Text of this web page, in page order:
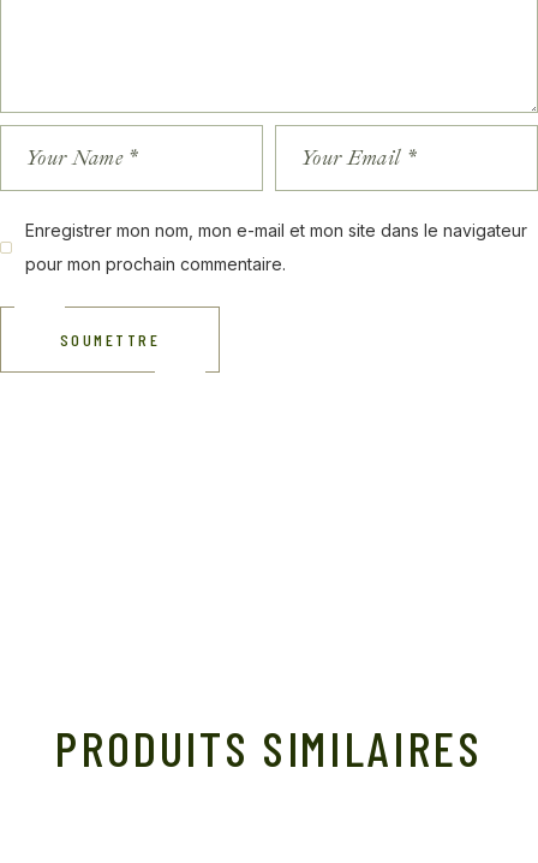
Enregistrer mon nom, mon e-mail et mon site dans le navigateur
pour mon prochain commentaire.
SOUMETTRE
PRODUITS SIMILAIRES